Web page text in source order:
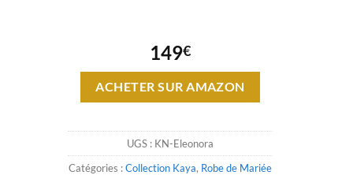
149€
ACHETER SUR AMAZON
UGS : KN-Eleonora
Catégories :Collection Kaya, Robe de Mariée